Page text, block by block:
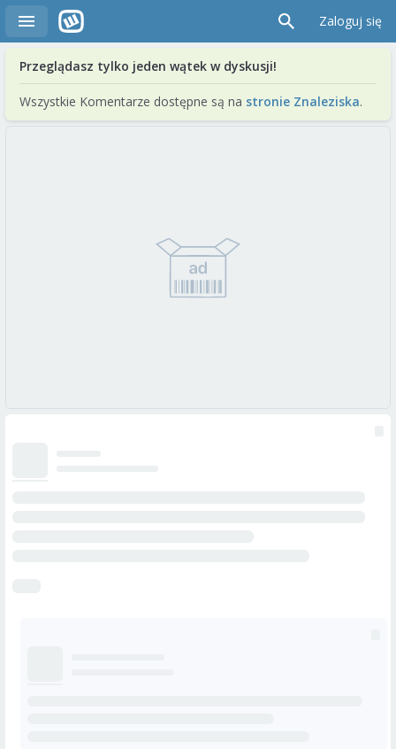
Zaloguj się
Przeglądasz tylko jeden wątek w dyskusji!
Wszystkie Komentarze dostępne są na stronie Znaleziska.